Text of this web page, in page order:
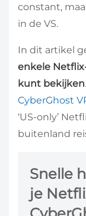
constant,
in de VS.
In dit artikel
enkele
kunt bekijken
CyberGhost
‘US-only’
buitenland
Snelle
je